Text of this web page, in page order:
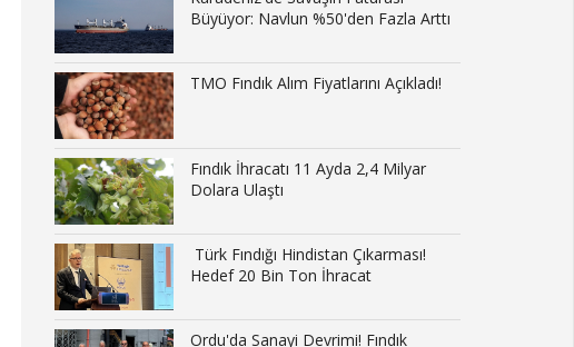
Büyüyor: Navlun %50'den Fazla Arttı
TMO Fındık Alım Fiyatlarını Açıkladı!
Fındık İhracatı 11 Ayda 2,4 Milyar
Dolara Ulaştı
Türk Fındığı Hindistan Çıkarması!
Hedef 20 Bin Ton İhracat
Ordu'da Sanayi Devrimi! Fındık